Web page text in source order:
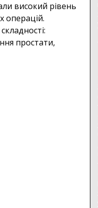
високий рівень
операцій.
простати,